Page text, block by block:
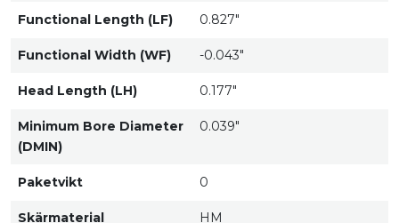
Functional Length (LF) 0.827"
Functional Width (WF) -0.043"
Head Length (LH) 0.177"
Minimum Bore Diameter
(DMIN)
0.039"
Paketvikt 0
Skärmaterial HM